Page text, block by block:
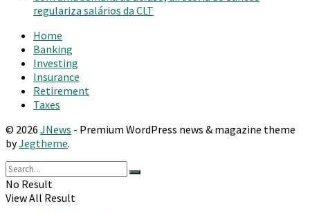
regulariza salários da CLT
Home
Banking
Investing
Insurance
Retirement
Taxes
© 2026 JNews - Premium WordPress news & magazine theme
byJegtheme.
No Result
View All Result